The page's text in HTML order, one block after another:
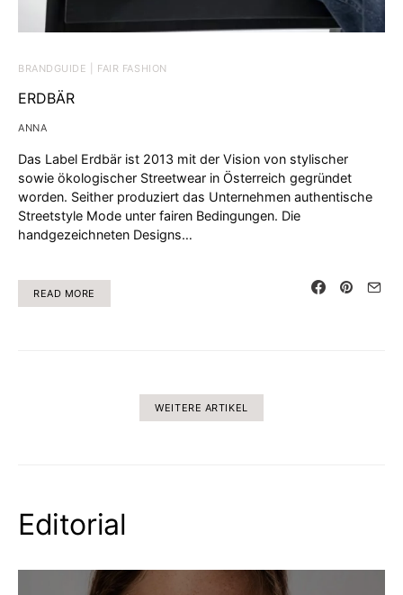
BRANDGUIDE | FAIR FASHION
ERDBÄR
ANNA
Das Label Erdbär ist 2013 mit der Vision von stylischer
sowie ökologischer Streetwear in Österreich gegründet
worden. Seither produziert das Unternehmen authentische
Streetstyle Mode unter fairen Bedingungen. Die
handgezeichneten Designs…
READ MORE
WEITERE ARTIKEL
Editorial